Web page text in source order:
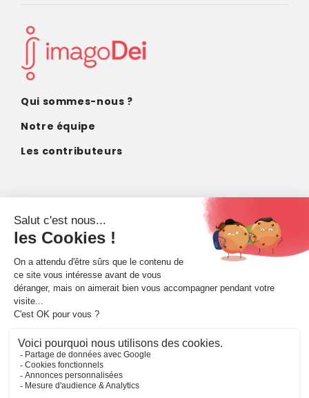
Qui sommes-nous ?
Notre équipe
Les contributeurs
contact@imagodei.fr
FAIRE UN DON